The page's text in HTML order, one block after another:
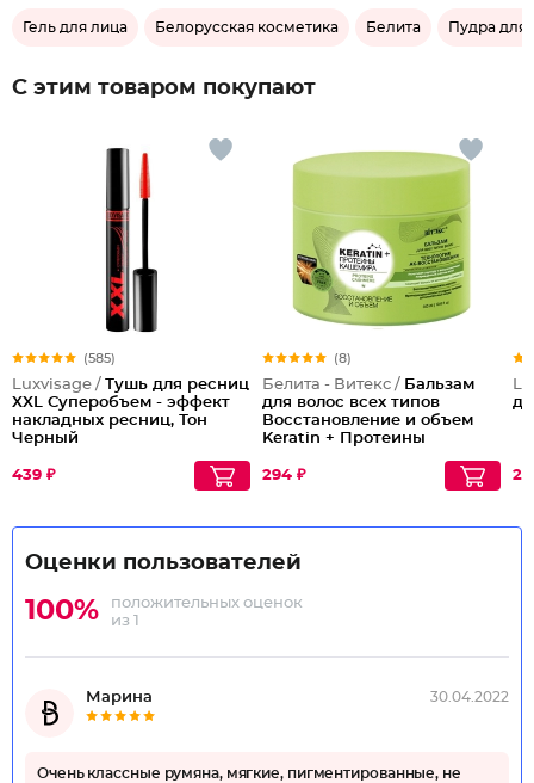
Гель для лица Белорусская косметика Белита Пудра для
С этим товаром покупают
(585)
Luxvisage / Тушь для ресниц
XXL Суперобъем - эффект
накладных ресниц, Тон
Черный
439 ₽
(8)
Белита - Витекс / Бальзам
для волос всех типов
Восстановление и объем
Keratin + Протеины
294 ₽
Оценки пользователей
100%
положительных оценок
из 1
Марина 30.04.2022
Очень классные румяна, мягкие, пигментированные, не